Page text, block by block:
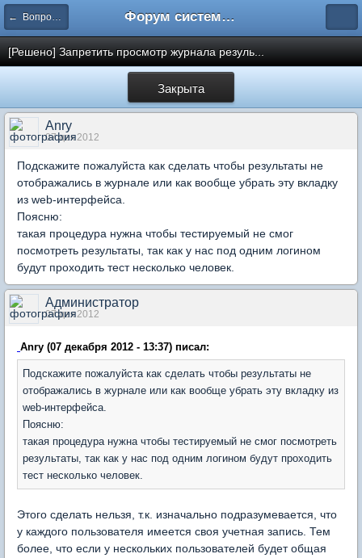
← Вопросы администрирования системы Форум системы тестирования INDIGO
[Решено] Запретить просмотр журнала резуль...
Закрыта
Anry
07 дек 2012
Подскажите пожалуйста как сделать чтобы результаты не
отображались в журнале или как вообще убрать эту вкладку
из web-интерфейса.
Поясню:
такая процедура нужна чтобы тестируемый не смог
посмотреть результаты, так как у нас под одним логином
будут проходить тест несколько человек.
Администратор
07 дек 2012
Anry (07 декабря 2012 - 13:37) писал:
Подскажите пожалуйста как сделать чтобы результаты не
отображались в журнале или как вообще убрать эту вкладку из
web-интерфейса.
Поясню:
такая процедура нужна чтобы тестируемый не смог посмотреть
результаты, так как у нас под одним логином будут проходить
тест несколько человек.
Этого сделать нельзя, т.к. изначально подразумевается, что
у каждого пользователя имеется своя учетная запись. Тем
более, что если у нескольких пользователей будет общая